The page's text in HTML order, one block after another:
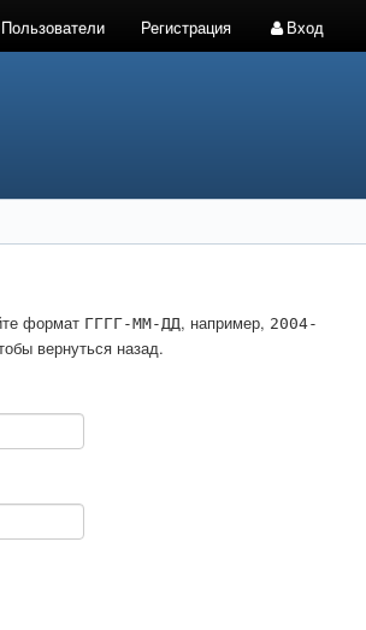
Пользователи Регистрация Вход
формат ГГГГ-ММ-ДД, например, 2004-
вернуться назад.